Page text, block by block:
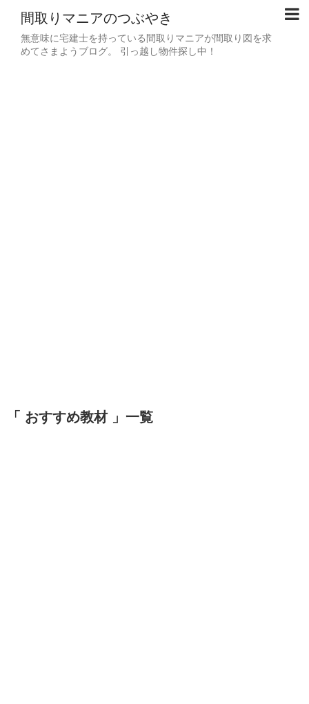
間取りマニアのつぶやき
無意味に宅建士を持っている間取りマニアが間取り図を求
めてさまようブログ。 引っ越し物件探し中！
「 おすすめ教材 」一覧